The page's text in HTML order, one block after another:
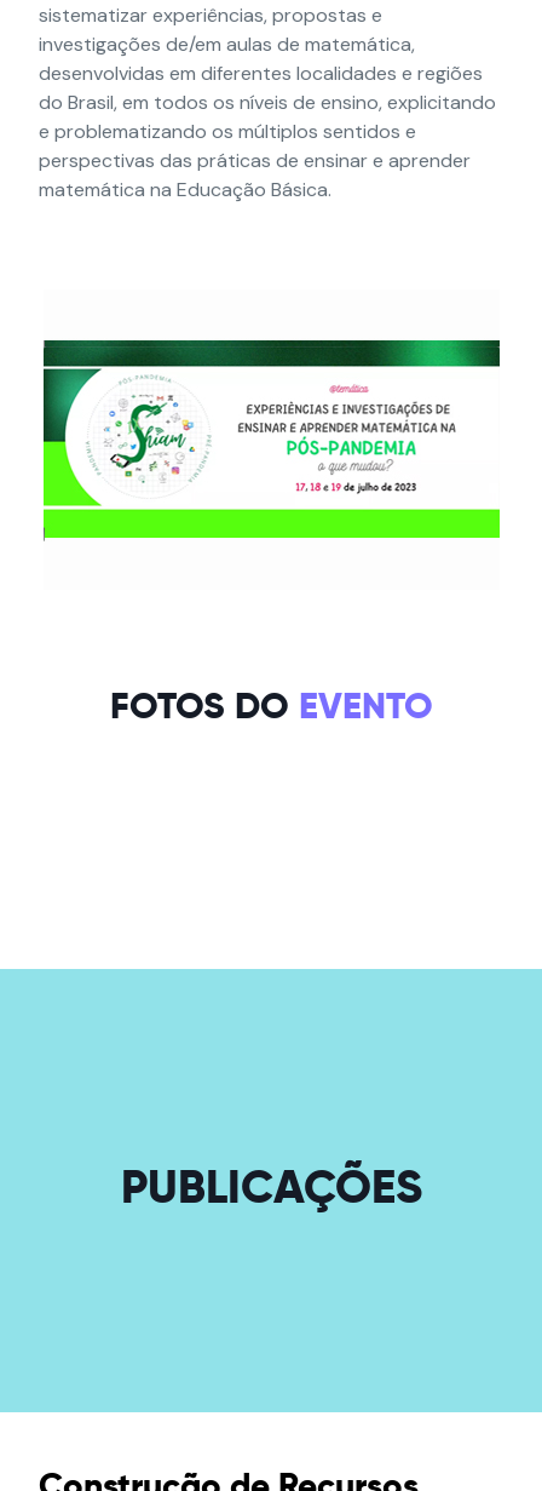
sistematizar experiências, propostas e
investigações de/em aulas de matemática,
desenvolvidas em diferentes localidades e regiões
do Brasil, em todos os níveis de ensino, explicitando
e problematizando os múltiplos sentidos e
perspectivas das práticas de ensinar e aprender
matemática na Educação Básica.
FOTOS DO EVENTO
PUBLICAÇÕES